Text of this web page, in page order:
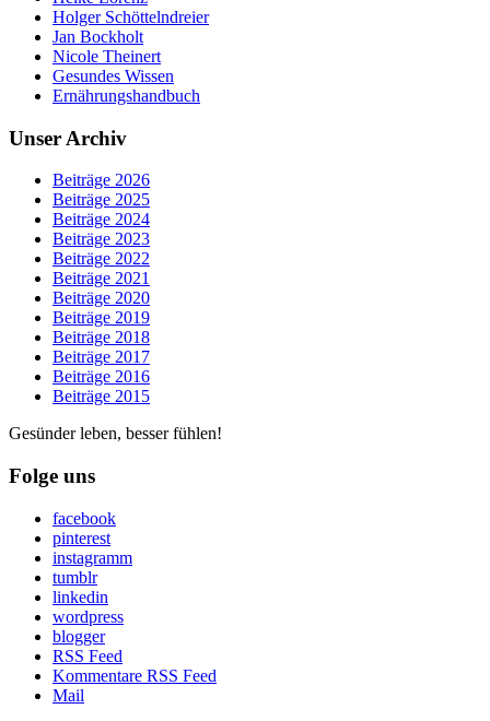
Holger Schöttelndreier
Jan Bockholt
Nicole Theinert
Gesundes Wissen
Ernährungshandbuch
Unser Archiv
Beiträge 2026
Beiträge 2025
Beiträge 2024
Beiträge 2023
Beiträge 2022
Beiträge 2021
Beiträge 2020
Beiträge 2019
Beiträge 2018
Beiträge 2017
Beiträge 2016
Beiträge 2015
Gesünder leben, besser fühlen!
Folge uns
facebook
pinterest
instagramm
tumblr
linkedin
wordpress
blogger
RSS Feed
Kommentare RSS Feed
Mail